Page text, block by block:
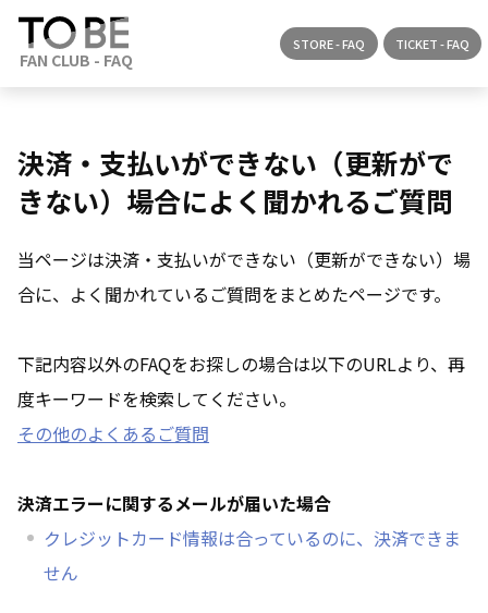
STORE - FAQ TICKET - FAQ
決済・支払いができない（更新がで
きない）場合によく聞かれるご質問
当ページは決済・支払いができない（更新ができない）場
合に、よく聞かれているご質問をまとめたページです。
下記内容以外のFAQをお探しの場合は以下のURLより、再
度キーワードを検索してください。
その他のよくあるご質問
決済エラーに関するメールが届いた場合
クレジットカード情報は合っているのに、決済できま
せん